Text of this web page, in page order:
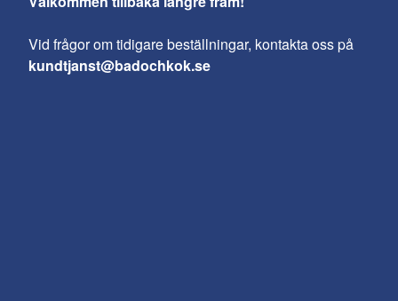
Vid frågor om tidigare beställningar, kontakta oss på
kundtjanst@badochkok.se